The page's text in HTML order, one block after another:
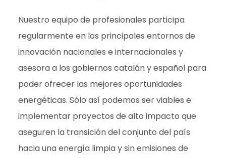
Nuestro equipo de profesionales participa
regularmente en los principales entornos de
innovación nacionales e internacionales y
asesora a los gobiernos catalán y español para
poder ofrecer las mejores oportunidades
energéticas. Sólo así podemos ser viables e
implementar proyectos de alto impacto que
aseguren la transición del conjunto del país
hacia una energía limpia y sin emisiones de